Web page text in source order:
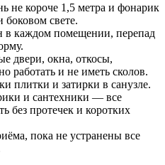
не короче 1,5 метра и фонарик
свете.
в каждом помещении, перепад
двери, окна, откосы,
работать и не иметь сколов.
плитки и затирки в санузле.
и сантехники — все
без протечек и коротких
пока не устранены все